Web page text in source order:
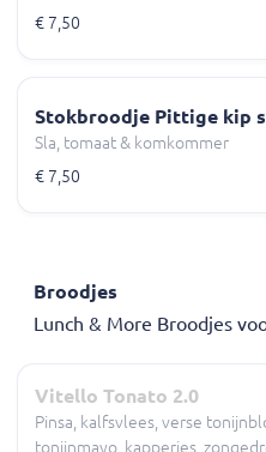
€ 7,50
Stokbroodje Pittige kip
Sla, tomaat & komkommer
€ 7,50
Broodjes
Lunch & More Broodjes
Vitello Tonato 2.0
Pinsa, kalfsvlees, verse
tonijnmayo, kapperjes,